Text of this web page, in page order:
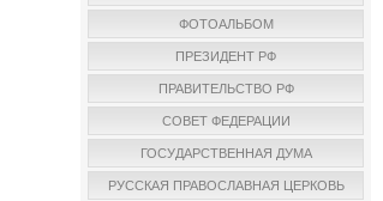
ФОТОАЛЬБОМ
ПРЕЗИДЕНТ РФ
ПРАВИТЕЛЬСТВО РФ
СОВЕТ ФЕДЕРАЦИИ
ГОСУДАРСТВЕННАЯ ДУМА
РУССКАЯ ПРАВОСЛАВНАЯ ЦЕРКОВЬ